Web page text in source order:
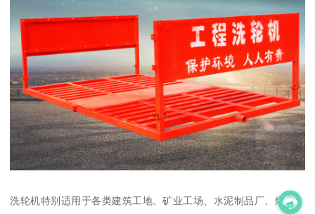
洗轮机特别适用于各类建筑工地、矿业工场、水泥制品厂、煤矿、